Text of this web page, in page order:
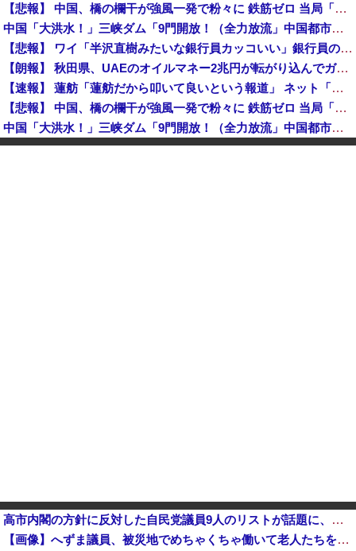
【悲報】 中国、橋の欄干が強風一発で粉々に 鉄筋ゼロ 当局「接着剤でくっつけただけ」「正常で、品質問題はない」
中国「大洪水！」三峡ダム「9門開放！（全力放流」中国都市「三峡沿線の道路水没」中国政府「高速道路封鎖！」中国ダム「緊急放流に合わせて開門（土砂崩れ発生」→
【悲報】 ワイ「半沢直樹みたいな銀行員カッコいい」銀行員の友人「あんな奴居ねえよ」
【朗報】 秋田県、UAEのオイルマネー2兆円が転がり込んでガチで東北最強になるぞｗｗｗｗｗｗｗ
【速報】 蓮舫「蓮舫だから叩いて良いという報道」 ネット「高市だから叩いて良いをやってるのがお前だろ」
【悲報】 中国、橋の欄干が強風一発で粉々に 鉄筋ゼロ 当局「接着剤でくっつけただけ」「正常で、品質問題はない」
中国「大洪水！」三峡ダム「9門開放！（全力放流」中国都市「三峡沿線の道路水没」中国政府「高速道路封鎖！」中国ダム「緊急放流に合わせて開門（土砂崩れ発生」→
石破茂前総理「ウクライナが核放棄しなければロシア侵攻しなかった」！
高市内閣の方針に反対した自民党議員9人のリストが話題に、「岩屋はどこへ行った？」との指摘もあるが……他
【画像】へずま議員、被災地でめちゃくちゃ働いて老人たちを笑顔にしてしまうwwwwwwwwwwwwwwww